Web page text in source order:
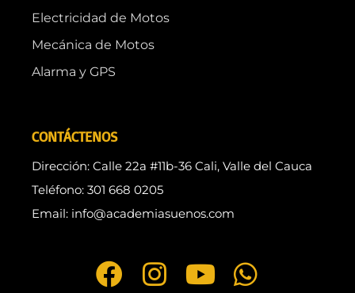
Electricidad de Motos
Mecánica de Motos
Alarma y GPS
CONTÁCTENOS
Dirección: Calle 22a #11b-36 Cali, Valle del Cauca
Teléfono: 301 668 0205
Email: info@academiasuenos.com